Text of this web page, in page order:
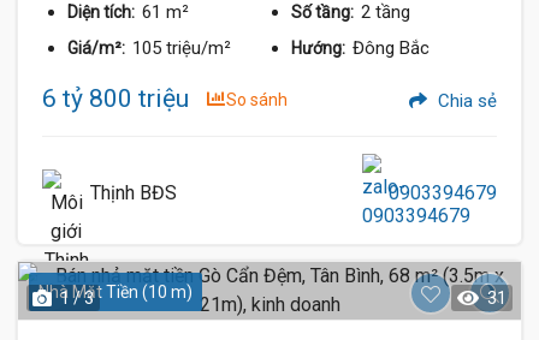
Diện tích: 61 m² Số tầng: 2 tầng
Giá/m²: 105 triệu/m² Hướng: Đông Bắc
6 tỷ 800 triệu So sánh Chia sẻ
Thịnh BĐS 0903394679
Nhà Mặt Tiền (10 m)
1 / 3 31